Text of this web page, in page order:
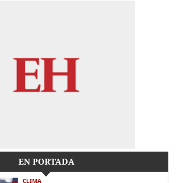
EN PORTADA
CLIMA